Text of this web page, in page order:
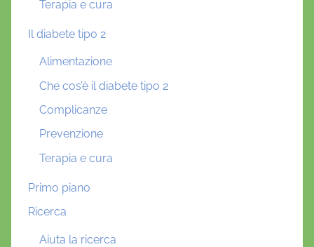
Terapia e cura
Il diabete tipo 2
Alimentazione
Che cos’è il diabete tipo 2
Complicanze
Prevenzione
Terapia e cura
Primo piano
Ricerca
Aiuta la ricerca